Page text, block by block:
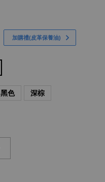
加購禮(皮革保養油)
黑色 深棕